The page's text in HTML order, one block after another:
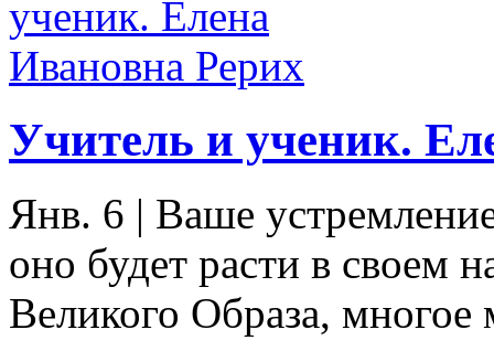
Учитель и ученик.
Янв. 6 | Ваше
оно будет расти в своем
Великого Образа,